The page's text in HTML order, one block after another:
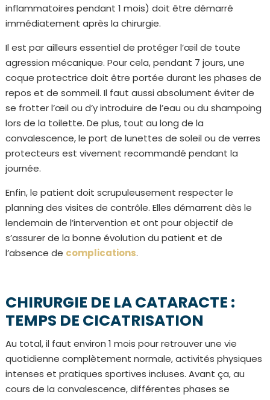
inflammatoires pendant 1 mois) doit être démarré
immédiatement après la chirurgie.
Il est par ailleurs essentiel de protéger l’œil de toute
agression mécanique. Pour cela, pendant 7 jours, une
coque protectrice doit être portée durant les phases de
repos et de sommeil. Il faut aussi absolument éviter de
se frotter l’œil ou d’y introduire de l’eau ou du shampoing
lors de la toilette. De plus, tout au long de la
convalescence, le port de lunettes de soleil ou de verres
protecteurs est vivement recommandé pendant la
journée.
Enfin, le patient doit scrupuleusement respecter le
planning des visites de contrôle. Elles démarrent dès le
lendemain de l’intervention et ont pour objectif de
s’assurer de la bonne évolution du patient et de
l’absence de complications.
CHIRURGIE DE LA CATARACTE :
TEMPS DE CICATRISATION
Au total, il faut environ 1 mois pour retrouver une vie
quotidienne complètement normale, activités physiques
intenses et pratiques sportives incluses. Avant ça, au
cours de la convalescence, différentes phases se